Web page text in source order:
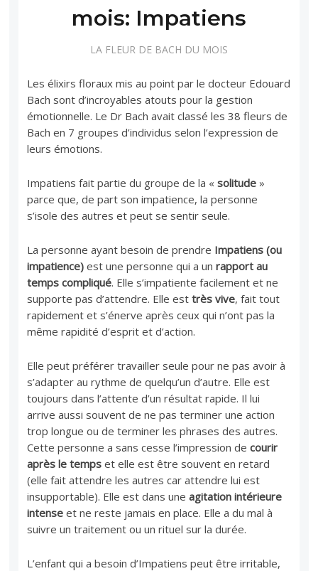
mois: Impatiens
LA FLEUR DE BACH DU MOIS
Les élixirs floraux mis au point par le docteur Edouard
Bach sont d’incroyables atouts pour la gestion
émotionnelle. Le Dr Bach avait classé les 38 fleurs de
Bach en 7 groupes d’individus selon l’expression de
leurs émotions.
Impatiens fait partie du groupe de la «solitude »
parce que, de part son impatience, la personne
s’isole des autres et peut se sentir seule.
La personne ayant besoin de prendre Impatiens (ou
impatience)est une personne qui a unrapport au
temps compliqué. Elle s’impatiente facilement et ne
supporte pas d’attendre. Elle esttrès vive, fait tout
rapidement et s’énerve après ceux qui n’ont pas la
même rapidité d’esprit et d’action.
Elle peut préférer travailler seule pour ne pas avoir à
s’adapter au rythme de quelqu’un d’autre. Elle est
toujours dans l’attente d’un résultat rapide. Il lui
arrive aussi souvent de ne pas terminer une action
trop longue ou de terminer les phrases des autres.
Cette personne a sans cesse l’impression decourir
après le temps et elle est être souvent en retard
(elle fait attendre les autres car attendre lui est
insupportable). Elle est dans uneagitation intérieure
intense et ne reste jamais en place. Elle a du mal à
suivre un traitement ou un rituel sur la durée.
L’enfant qui a besoin d’Impatiens peut être irritable,